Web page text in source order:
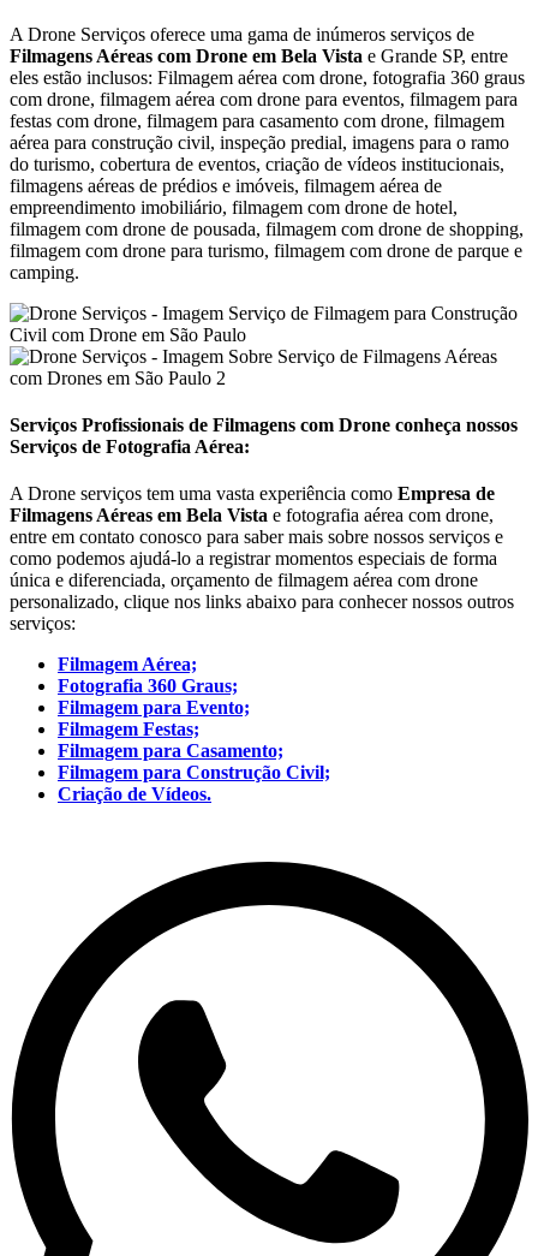
A Drone Serviços oferece uma gama de inúmeros serviços de
Filmagens Aéreas com Drone em Bela Vista e Grande SP, entre
eles estão inclusos: Filmagem aérea com drone, fotografia 360 graus
com drone, filmagem aérea com drone para eventos, filmagem para
festas com drone, filmagem para casamento com drone, filmagem
aérea para construção civil, inspeção predial, imagens para o ramo
do turismo, cobertura de eventos, criação de vídeos institucionais,
filmagens aéreas de prédios e imóveis, filmagem aérea de
empreendimento imobiliário, filmagem com drone de hotel,
filmagem com drone de pousada, filmagem com drone de shopping,
filmagem com drone para turismo, filmagem com drone de parque e
camping.
Serviços Profissionais de Filmagens com Drone conheça nossos
Serviços de Fotografia Aérea:
A Drone serviços tem uma vasta experiência como Empresa de
Filmagens Aéreas em Bela Vista e fotografia aérea com drone,
entre em contato conosco para saber mais sobre nossos serviços e
como podemos ajudá-lo a registrar momentos especiais de forma
única e diferenciada, orçamento de filmagem aérea com drone
personalizado, clique nos links abaixo para conhecer nossos outros
serviços:
Filmagem Aérea;
Fotografia 360 Graus;
Filmagem para Evento;
Filmagem Festas;
Filmagem para Casamento;
Filmagem para Construção Civil;
Criação de Vídeos.